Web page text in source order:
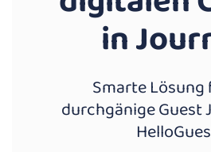
in
Smarte
durchgänige Guest